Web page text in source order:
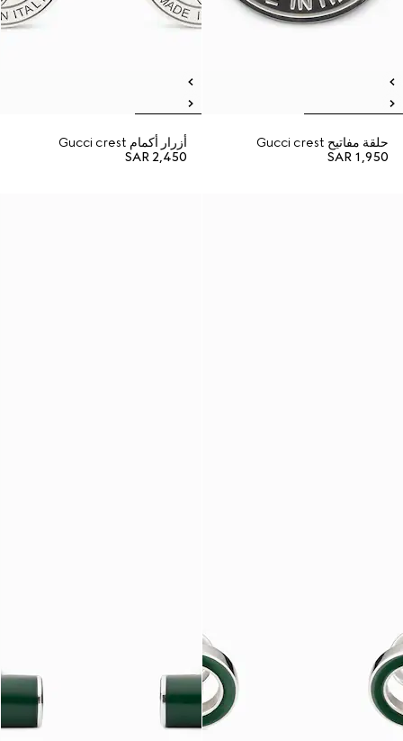
حلقة مفاتيح Gucci crest
SAR 1,950
أزرار أكمام Gucci crest
SAR 2,450